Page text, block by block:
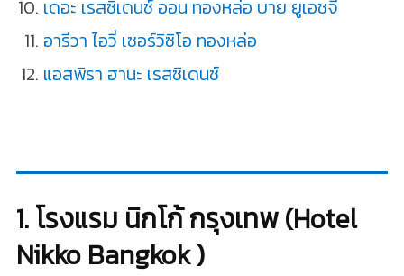
เดอะ เรสซิเดนซ์ ออน ทองหล่อ บาย ยูเอชจี
อารีวา ไอวี่ เซอร์วิซิโอ ทองหล่อ
แอสพิรา ฮานะ เรสซิเดนซ์
1. โรงแรม นิกโก้ กรุงเทพ (Hotel
Nikko Bangkok )